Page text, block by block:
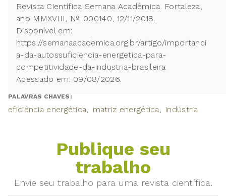
Revista Científica Semana Acadêmica. Fortaleza,
ano MMXVIII, Nº. 000140, 12/11/2018.
Disponível em:
https://semanaacademica.org.br/artigo/importanci
a-da-autossuficiencia-energetica-para-
competitividade-da-industria-brasileira
Acessado em: 09/08/2026.
PALAVRAS CHAVES:
eficiência energética matriz energética indústria
Publique seu
trabalho
Envie seu trabalho para uma revista científica.